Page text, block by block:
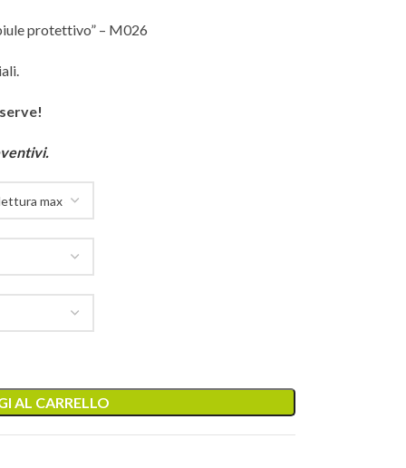
protettivo” – M026
AL CARRELLO